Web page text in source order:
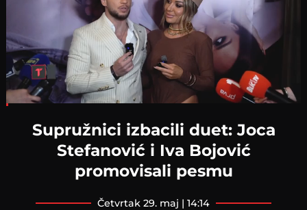
Supružnici izbacili duet: Joca
Stefanović i Iva Bojović
promovisali pesmu
četvrtak 29. maj | 14:14